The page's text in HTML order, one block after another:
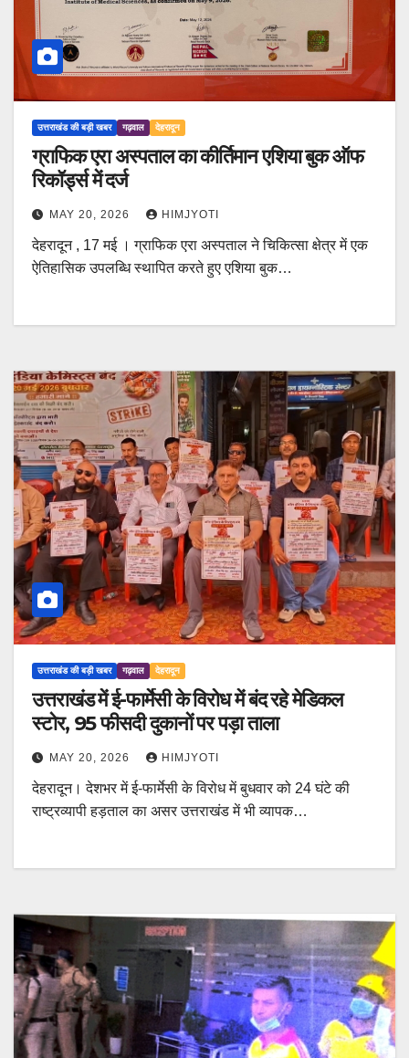
उत्तराखंड की बड़ी खबर गढ़वाल देहरादून
ग्राफिक एरा अस्पताल का कीर्तिमान एशिया बुक ऑफ
रिकॉर्ड्स में दर्ज
MAY 20, 2026 HIMJYOTI
देहरादून , 17 मई । ग्राफिक एरा अस्पताल ने चिकित्सा क्षेत्र में एक
ऐतिहासिक उपलब्धि स्थापित करते हुए एशिया बुक…
उत्तराखंड की बड़ी खबर गढ़वाल देहरादून
उत्तराखंड में ई-फार्मेसी के विरोध में बंद रहे मेडिकल
स्टोर, 95 फीसदी दुकानों पर पड़ा ताला
MAY 20, 2026 HIMJYOTI
देहरादून। देशभर में ई-फार्मेसी के विरोध में बुधवार को 24 घंटे की
राष्ट्रव्यापी हड़ताल का असर उत्तराखंड में भी व्यापक…